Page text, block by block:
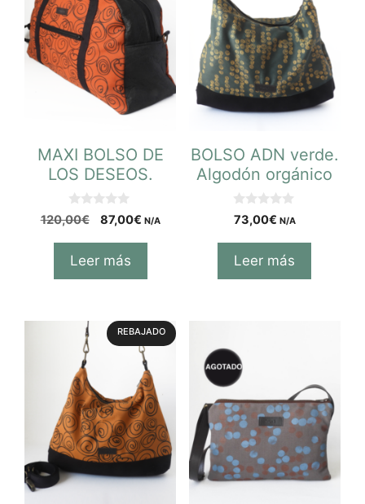
MAXI BOLSO DE
LOS DESEOS.
0
d
120,00€ 87,00€ N/A
Leer más
BOLSO ADN verde.
Algodón orgánico
0
d
73,00€ N/A
Leer más
REBAJADO